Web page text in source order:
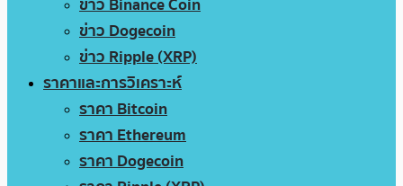
ข่าว Dogecoin
ข่าว Ripple (XRP)
ราคาและการวิเคราะห์
ราคา Bitcoin
ราคา Ethereum
ราคา Dogecoin